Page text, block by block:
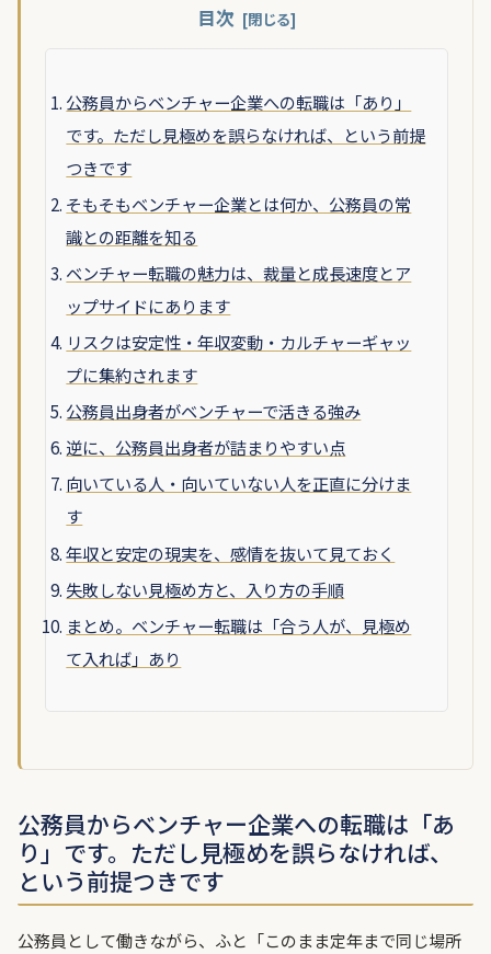
目次
公務員からベンチャー企業への転職は「あり」
です。ただし見極めを誤らなければ、という前提
つきです
そもそもベンチャー企業とは何か、公務員の常
識との距離を知る
ベンチャー転職の魅力は、裁量と成長速度とア
ップサイドにあります
リスクは安定性・年収変動・カルチャーギャッ
プに集約されます
公務員出身者がベンチャーで活きる強み
逆に、公務員出身者が詰まりやすい点
向いている人・向いていない人を正直に分けま
す
年収と安定の現実を、感情を抜いて見ておく
失敗しない見極め方と、入り方の手順
まとめ。ベンチャー転職は「合う人が、見極め
て入れば」あり
公務員からベンチャー企業への転職は「あ
り」です。ただし見極めを誤らなければ、
という前提つきです
公務員として働きながら、ふと「このまま定年まで同じ場所